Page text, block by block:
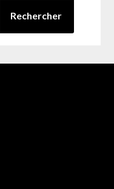
Rechercher